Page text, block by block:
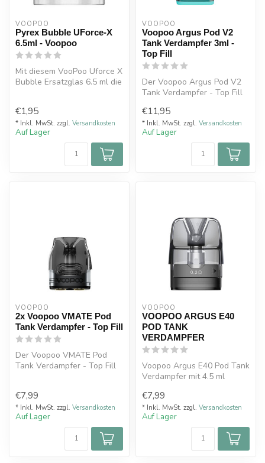
VOOPOO
Pyrex Bubble UForce-X
6.5ml - Voopoo
Mit diesem VooPoo Uforce X
Bubble Ersatzglas 6.5 ml die
€1,95
* Inkl. MwSt. zzgl. Versandkosten
Auf Lager
VOOPOO
Voopoo Argus Pod V2
Tank Verdampfer 3ml -
Top Fill
Der Voopoo Argus Pod V2
Tank Verdampfer - Top Fill
...
€11,95
* Inkl. MwSt. zzgl. Versandkosten
Auf Lager
VOOPOO
2x Voopoo VMATE Pod
Tank Verdampfer - Top Fill
Der Voopoo VMATE Pod
Tank Verdampfer - Top Fill
€7,99
* Inkl. MwSt. zzgl. Versandkosten
Auf Lager
VOOPOO
VOOPOO ARGUS E40
POD TANK
VERDAMPFER
Voopoo Argus E40 Pod Tank
Verdampfer mit 4.5 ml
Ersatztank m...
€7,99
* Inkl. MwSt. zzgl. Versandkosten
Auf Lager